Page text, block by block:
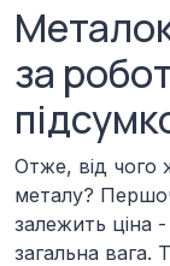
за
Отже, від чого
металу?
залежить ціна
загальна вага.